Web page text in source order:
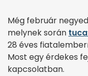
Még február
melynek során
28 éves
Most egy érdekes
kapcsolatban.